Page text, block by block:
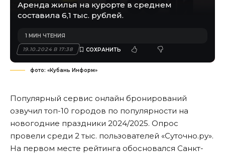
Аренда жилья на курорте в среднем
составила 6,1 тыс. рублей.
19.10.2024 В 17:38
1 МИН ЧТЕНИЯ
фото: «Кубань Информ»
Популярный сервис онлайн бронирований
озвучил топ-10 городов по популярности на
новогодние праздники 2024/2025. Опрос
провели среди 2 тыс. пользователей «Суточно.ру».
На первом месте рейтинга обосновался Санкт-